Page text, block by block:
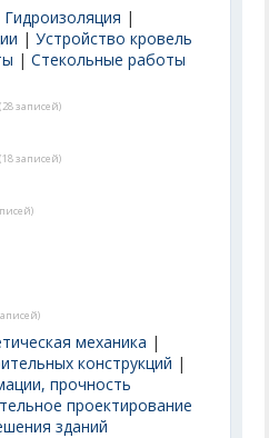
Гидроизоляция |
|Устройство кровель
|Стекольные работы
(28 записей)
(18 записей)
механика |
конструкций |
прочность
проектирование
зданий